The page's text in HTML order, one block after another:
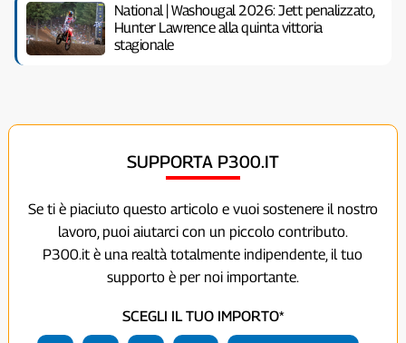
National | Washougal 2026: Jett penalizzato,
Hunter Lawrence alla quinta vittoria
stagionale
SUPPORTA P300.IT
Se ti è piaciuto questo articolo e vuoi sostenere il nostro
lavoro, puoi aiutarci con un piccolo contributo.
P300.it è una realtà totalmente indipendente, il tuo
supporto è per noi importante.
SCEGLI IL TUO IMPORTO*